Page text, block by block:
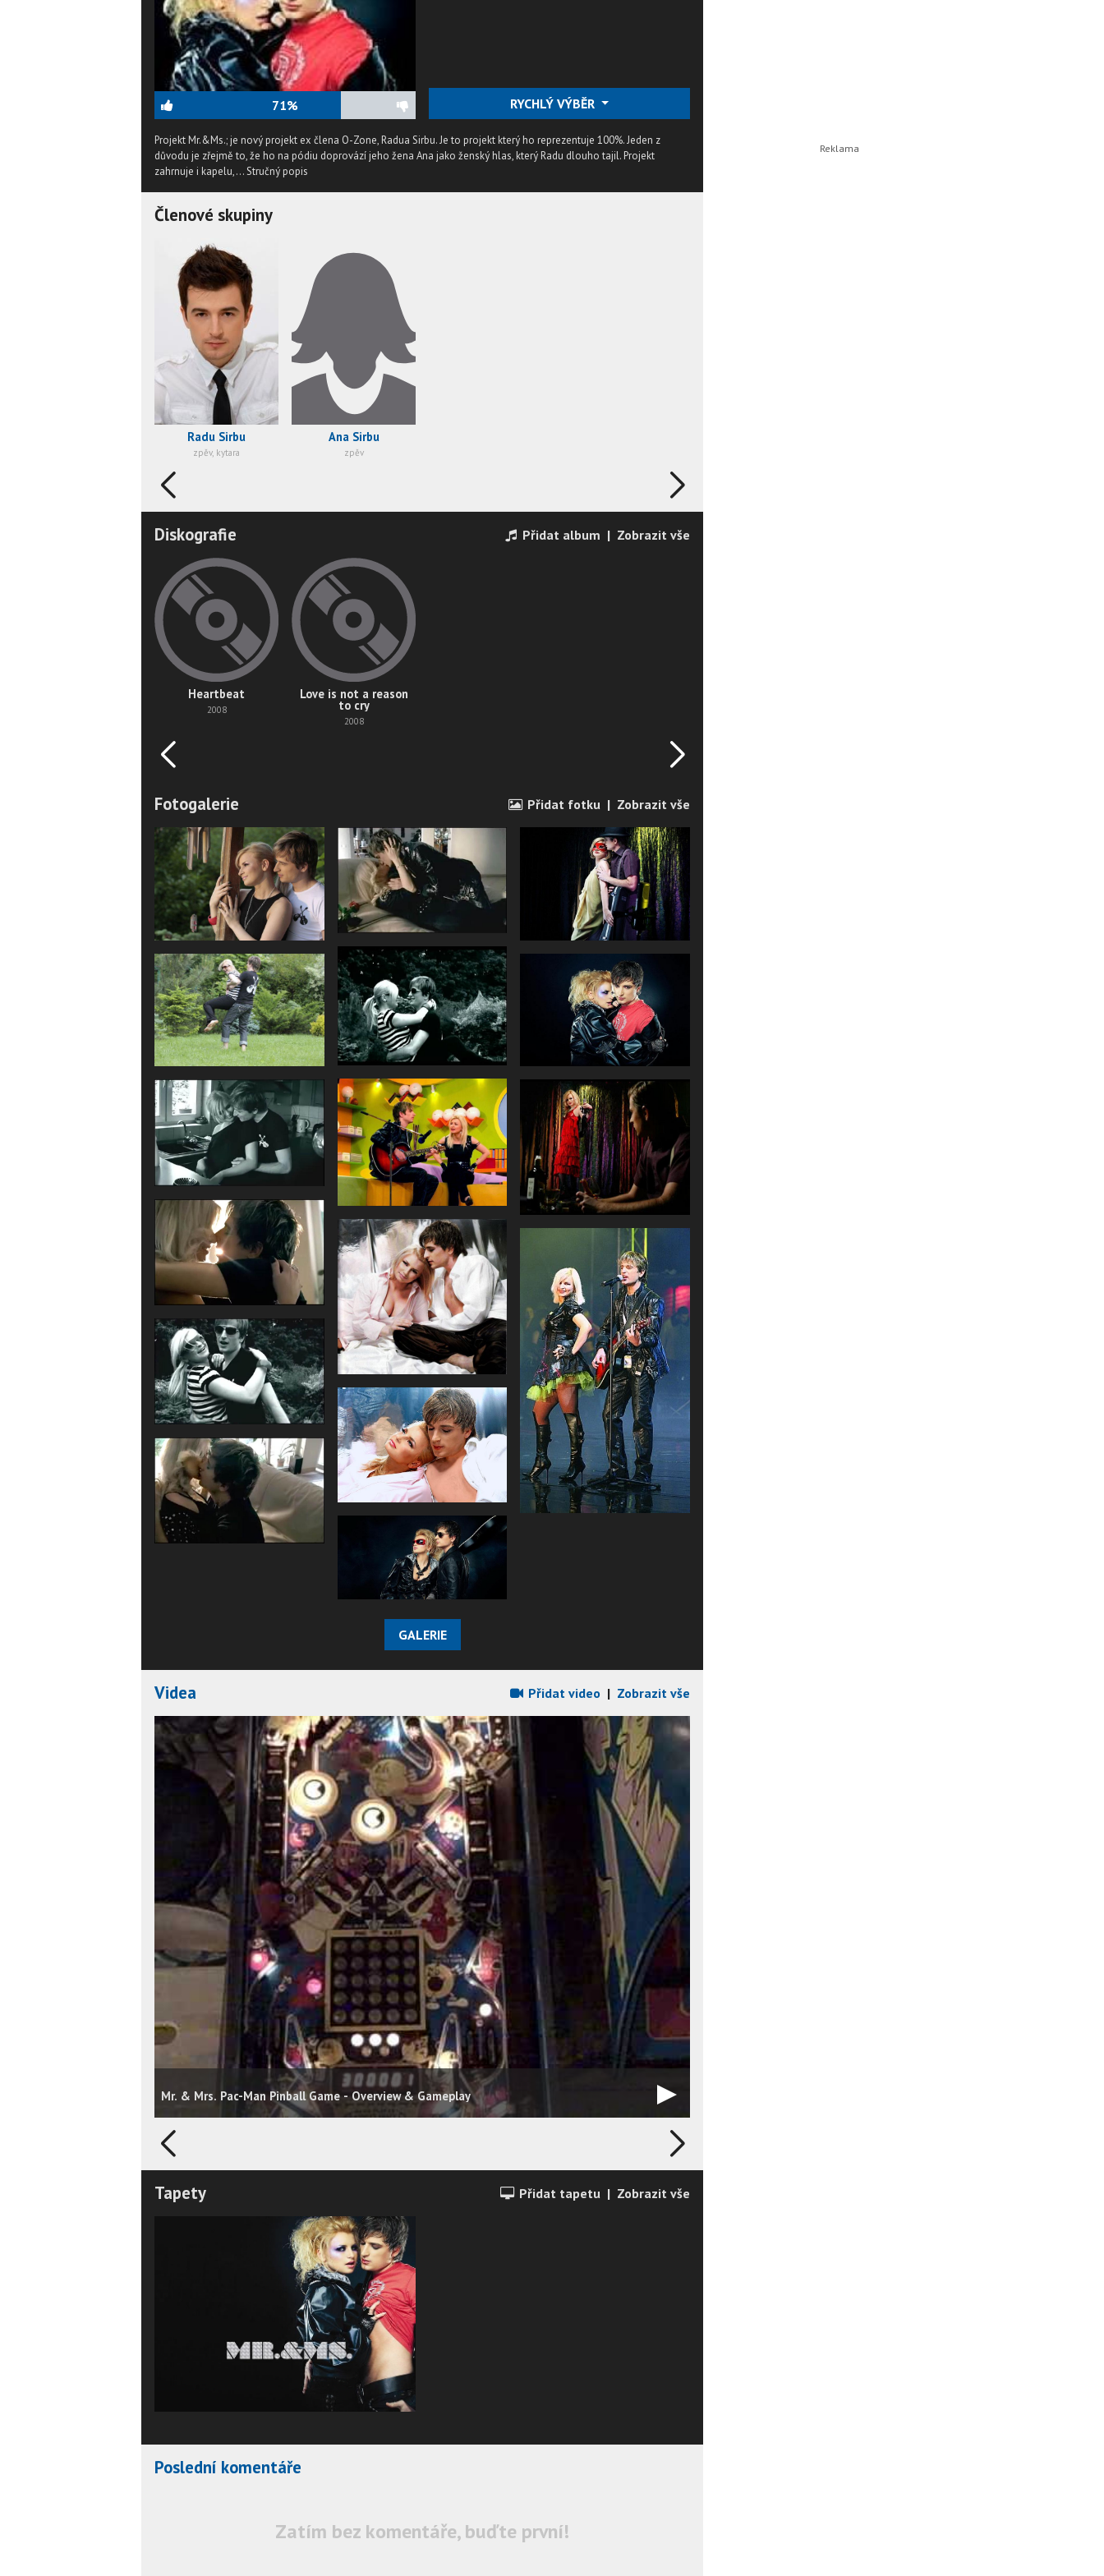
71% RYCHLÝ VÝBĚR
Projekt Mr.&Ms.; je nový projekt ex člena O-Zone, Radua Sirbu. Je to projekt který ho reprezentuje 100%. Jeden z
důvodu je zřejmě to, že ho na pódiu doprovází jeho žena Ana jako ženský hlas, který Radu dlouho tajil. Projekt
zahrnuje i kapelu,...Stručný popis
Členové skupiny
Radu Sirbu
zpěv, kytara
Ana Sirbu
zpěv
Diskografie Přidat album | Zobrazit vše
Heartbeat
2008
Love is not a reason
to cry
2008
Fotogalerie Přidat fotku | Zobrazit vše
GALERIE
Videa Přidat video | Zobrazit vše
Mr. & Mrs. Pac-Man Pinball Game - Overview & Gameplay
Tapety Přidat tapetu | Zobrazit vše
Poslední komentáře
Zatím bez komentáře, buďte první!